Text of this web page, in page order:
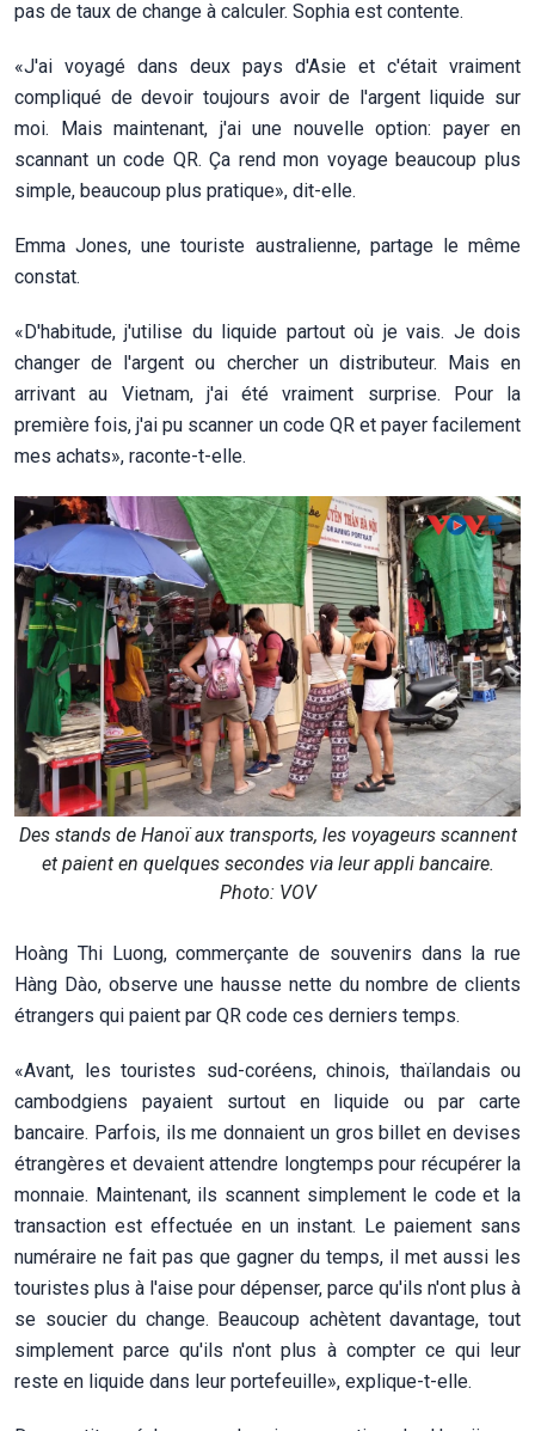
pas de taux de change à calculer. Sophia est contente.
«J'ai voyagé dans deux pays d'Asie et c'était vraiment
compliqué de devoir toujours avoir de l'argent liquide sur
moi. Mais maintenant, j'ai une nouvelle option: payer en
scannant un code QR. Ça rend mon voyage beaucoup plus
simple, beaucoup plus pratique», dit-elle.
Emma Jones, une touriste australienne, partage le même
constat.
«D'habitude, j'utilise du liquide partout où je vais. Je dois
changer de l'argent ou chercher un distributeur. Mais en
arrivant au Vietnam, j'ai été vraiment surprise. Pour la
première fois, j'ai pu scanner un code QR et payer facilement
mes achats», raconte-t-elle.
Des stands de Hanoï aux transports, les voyageurs scannent
et paient en quelques secondes via leur appli bancaire.
Photo: VOV
Hoàng Thi Luong, commerçante de souvenirs dans la rue
Hàng Dào, observe une hausse nette du nombre de clients
étrangers qui paient par QR code ces derniers temps.
«Avant, les touristes sud-coréens, chinois, thaïlandais ou
cambodgiens payaient surtout en liquide ou par carte
bancaire. Parfois, ils me donnaient un gros billet en devises
étrangères et devaient attendre longtemps pour récupérer la
monnaie. Maintenant, ils scannent simplement le code et la
transaction est effectuée en un instant. Le paiement sans
numéraire ne fait pas que gagner du temps, il met aussi les
touristes plus à l'aise pour dépenser, parce qu'ils n'ont plus à
se soucier du change. Beaucoup achètent davantage, tout
simplement parce qu'ils n'ont plus à compter ce qui leur
reste en liquide dans leur portefeuille», explique-t-elle.